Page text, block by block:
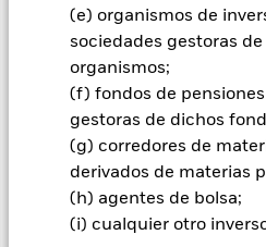
(e) organismos de
sociedades gestoras
organismos;
(f) fondos de
gestoras de dichos
(g) corredores de
derivados de materias
(h) agentes de bolsa;
(i) cualquier otro
gestora del fondo se asegurará
procedimientos adecuados para
contagio a otras clases de
listado de todas las clases de
acciones con cobertura de
palabra «Hedged» en su nombre.
completo de todas las clases de
divisas está disponible mediante
gestora del fondo.